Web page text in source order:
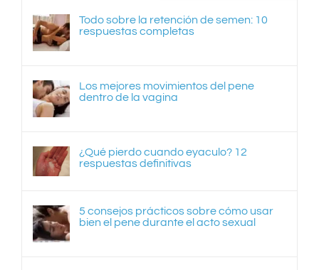
Todo sobre la retención de semen: 10
respuestas completas
Los mejores movimientos del pene
dentro de la vagina
¿Qué pierdo cuando eyaculo? 12
respuestas definitivas
5 consejos prácticos sobre cómo usar
bien el pene durante el acto sexual